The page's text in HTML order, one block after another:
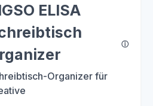
ELISA
Organizer für